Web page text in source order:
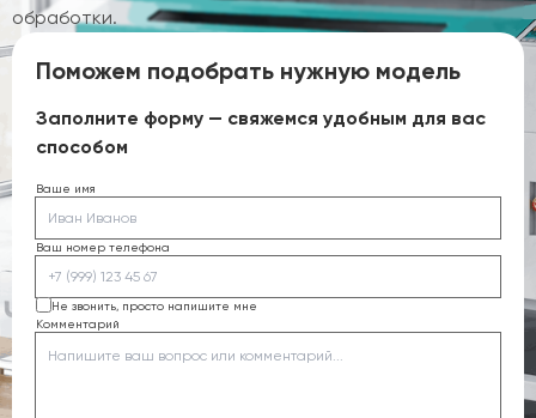
обработки.
Поможем подобрать нужную модель
Заполните форму — свяжемся удобным для вас
способом
Ваше имя
Ваш номер телефона
Не звонить, просто напишите мне
Комментарий